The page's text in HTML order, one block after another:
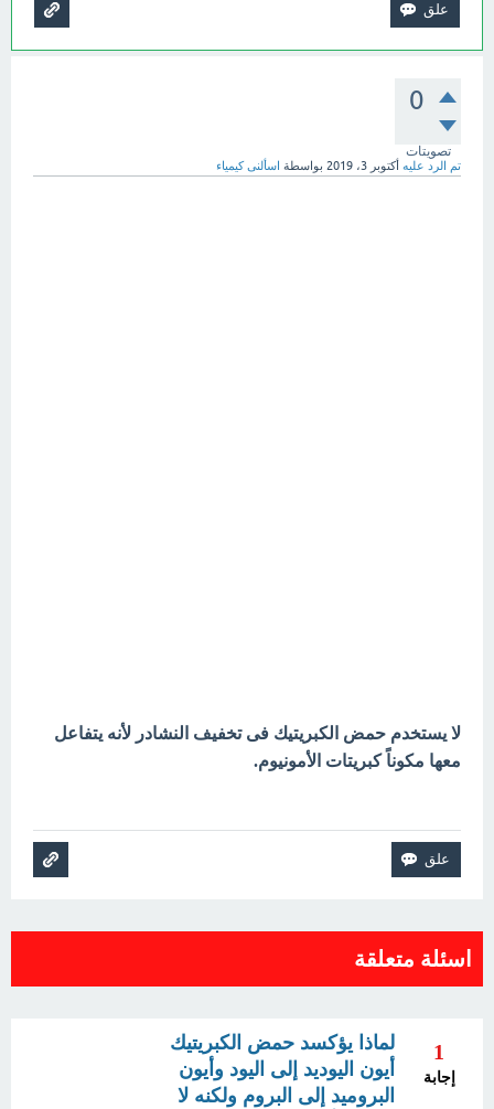
0
تصويتات
تم الرد عليه أكتوبر 3، 2019 بواسطة اسألنى كيمياء
لا يستخدم حمض الكبريتيك فى تخفيف النشادر لأنه يتفاعل
معها مكوناً كبريتات الأمونيوم.
اسئلة متعلقة
1
إجابة
لماذا يؤكسد حمض الكبريتيك
أيون اليوديد إلى اليود وأيون
البروميد إلى البروم ولكنه لا